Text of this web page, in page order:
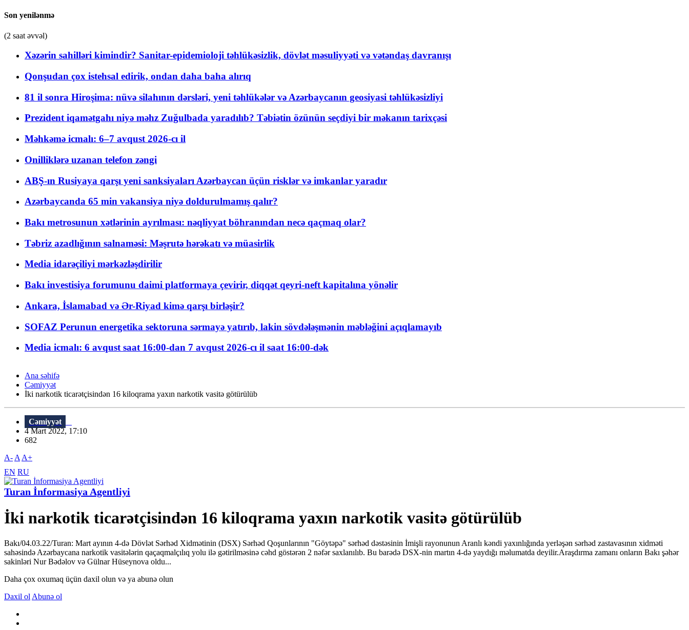
Son yenilənmə
(2 saat əvvəl)
Xəzərin sahilləri kimindir? Sanitar-epidemioloji təhlükəsizlik, dövlət məsuliyyəti və vətəndaş davranışı
Qonşudan çox istehsal edirik, ondan daha baha alırıq
81 il sonra Hiroşima: nüvə silahının dərsləri, yeni təhlükələr və Azərbaycanın geosiyasi təhlükəsizliyi
Prezident iqamətgahı niyə məhz Zuğulbada yaradılıb? Təbiətin özünün seçdiyi bir məkanın tarixçəsi
Məhkəmə icmalı: 6–7 avqust 2026-cı il
Onilliklərə uzanan telefon zəngi
ABŞ-ın Rusiyaya qarşı yeni sanksiyaları Azərbaycan üçün risklər və imkanlar yaradır
Azərbaycanda 65 min vakansiya niyə doldurulmamış qalır?
Bakı metrosunun xətlərinin ayrılması: nəqliyyat böhranından necə qaçmaq olar?
Təbriz azadlığının salnaməsi: Məşrutə hərəkatı və müasirlik
Media idarəçiliyi mərkəzləşdirilir
Bakı investisiya forumunu daimi platformaya çevirir, diqqət qeyri-neft kapitalına yönəlir
Ankara, İslamabad və Ər-Riyad kimə qarşı birləşir?
SOFAZ Perunun energetika sektoruna sərmayə yatırıb, lakin sövdələşmənin məbləğini açıqlamayıb
Media icmalı: 6 avqust saat 16:00-dan 7 avqust 2026-cı il saat 16:00-dək
Ana səhifə
Cəmiyyət
İki narkotik ticarətçisindən 16 kiloqrama yaxın narkotik vasitə götürülüb
Cəmiyyət
4 Mart 2022, 17:10
682
A- A A+
EN RU
Turan İnformasiya Agentliyi
İki narkotik ticarətçisindən 16 kiloqrama yaxın narkotik vasitə götürülüb
Bakı/04.03.22/Turan: Mart ayının 4-də Dövlət Sərhəd Xidmətinin (DSX) Sərhəd Qoşunlarının "Göytəpə" sərhəd dəstəsinin İmişli rayonunun Aranlı kəndi yaxınlığında yerləşən sərhəd zastavasının xidməti
sahəsində Azərbaycana narkotik vasitə­lərin qaçaqmalçılıq yolu ilə gətirilməsinə cəhd göstərən 2 nəfər saxlanılıb. Bu barədə DSX-nin martın 4-də yaydığı məlumatda deyilir.Araşdırma zamanı onların Bakı şəhər
sakinləri Nur Bədəlov və Gülnar Hüseynova oldu...
Daha çox oxumaq üçün daxil olun və ya abunə olun
Daxil ol Abunə ol